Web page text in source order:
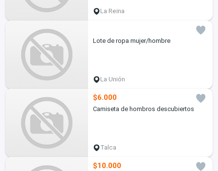
La Reina
Lote de ropa mujer/hombre
La Unión
$6.000
Camiseta de hombros descubiertos
Talca
$10.000